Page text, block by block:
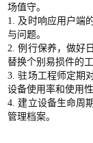
场值守。
1. 及时响应用户端
与问题。
2. 例行保养，做好
替换个别易损件的工
3. 驻场工程师定期
设备使用率和使用性
4. 建立设备生命周
管理档案。